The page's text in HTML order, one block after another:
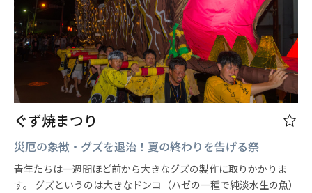
ぐず焼まつり
災厄の象徴・グズを退治！夏の終わりを告げる祭
青年たちは一週間ほど前から大きなグズの製作に取りかかりま
す。 グズというのは大きなドンコ（ハゼの一種で純淡水生の魚）